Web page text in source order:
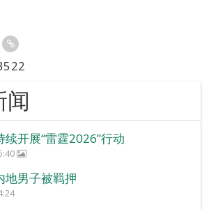
闻
开展“雷霆2026”行动
地男子被羁押